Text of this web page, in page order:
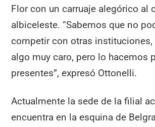
Flor con un carruaje alegórico al
albiceleste. “Sabemos que no
competir con otras instituciones,
algo muy caro, pero lo hacemos
presentes”, expresó Ottonelli.
Actualmente la sede de la filial
encuentra en la esquina de